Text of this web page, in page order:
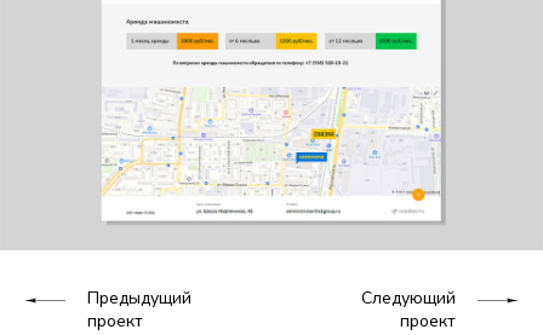
Предыдущий
проект
Следующий
проект